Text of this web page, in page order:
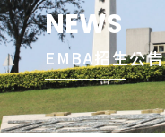
NEWS
EMBA招生公告